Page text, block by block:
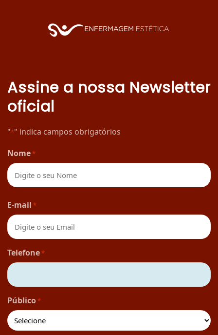
Assine a nossa Newsletter
oficial
"*" indica campos obrigatórios
Nome*
E-mail *
Telefone*
Público*